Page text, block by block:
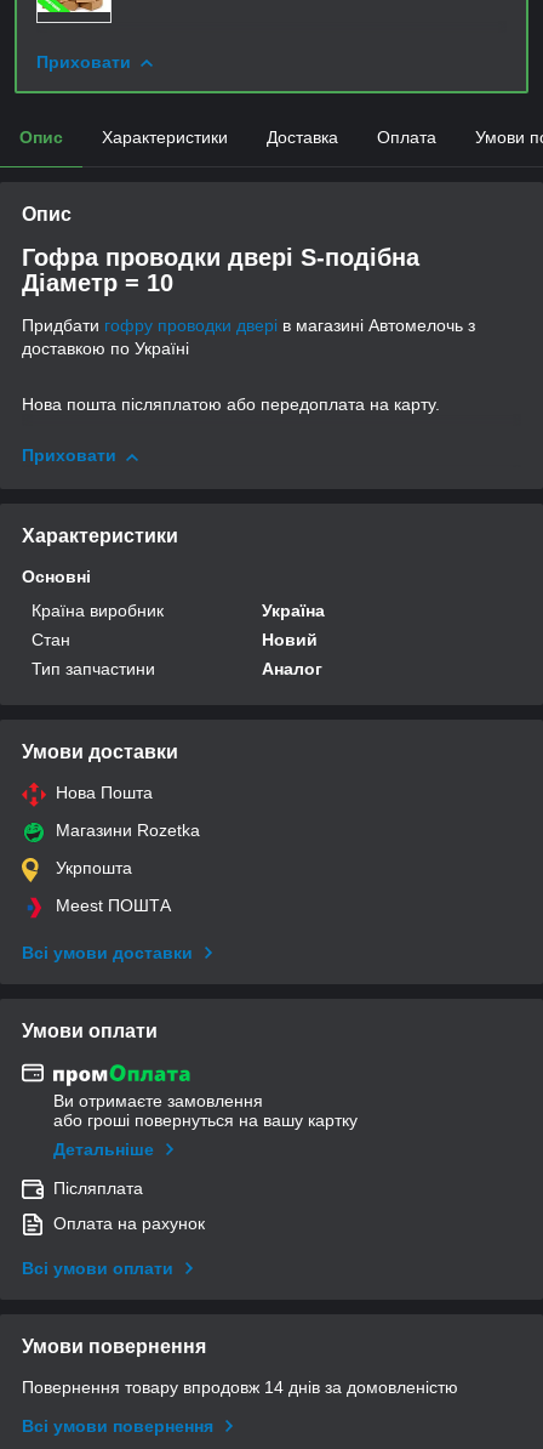
Приховати
Опис Характеристики Доставка Оплата Умови
Опис
Гофра проводки двері S-подібна
Діаметр = 10
Придбати гофру проводки двері в магазині Автомелочь з
доставкою по Україні
Нова пошта післяплатою або передоплата на карту.
Приховати
Характеристики
Основні
Країна виробник
Україна
Стан
Новий
Тип запчастини
Аналог
Умови доставки
Нова Пошта
Магазини Rozetka
Укрпошта
Meest ПОШТА
Всі умови доставки
Умови оплати
Ви отримаєте замовлення
або гроші повернуться на вашу картку
Детальніше
Післяплата
Оплата на рахунок
Всі умови оплати
Умови повернення
Повернення товару впродовж 14 днів за домовленістю
Всі умови повернення